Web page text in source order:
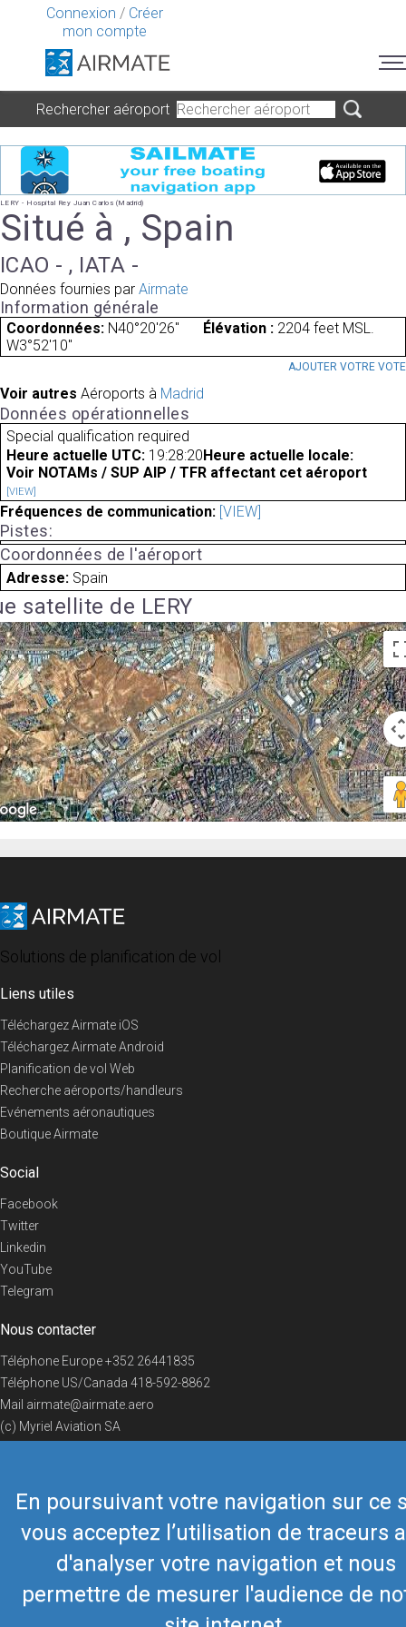
Connexion / Créer
mon compte
En poursuivant votre navigation sur ce
vous acceptez l’utilisation de traceurs
d'analyser votre navigation et nous
permettre de mesurer l'audience de
Rechercher aéroport
LERY - Hospital Rey Juan Carlos (Madrid)
Situé à , Spain
ICAO - , IATA -
Données fournies par Airmate
Information générale
Coordonnées: N40°20'26"
W3°52'10"
Élévation : 2204 feet MSL.
AJOUTER VOTRE VOTE
Voir autres Aéroports à Madrid
Données opérationnelles
Special qualification required
Heure actuelle UTC: 19:28:20 Heure actuelle locale:
Voir NOTAMs / SUP AIP / TFR affectant cet aéroport
[VIEW]
Fréquences de communication: [VIEW]
Pistes:
Coordonnées de l'aéroport
Adresse: Spain
satellite de LERY
Solutions de planification de vol
Liens utiles
Téléchargez Airmate iOS
Téléchargez Airmate Android
Planification de vol Web
Recherche aéroports/handleurs
Evénements aéronautiques
Boutique Airmate
Social
Facebook
Twitter
Linkedin
YouTube
Telegram
Nous contacter
Téléphone Europe+352 26441835
Téléphone US/Canada 418-592-8862
Mail airmate@airmate.aero
(c) Myriel Aviation SA
© 2019 Airmate -Conditions d'utilisation- Vie privée Back to top